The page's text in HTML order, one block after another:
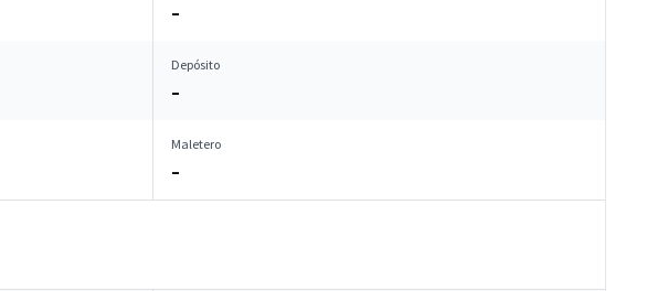
–
Depósito
–
Maletero
–